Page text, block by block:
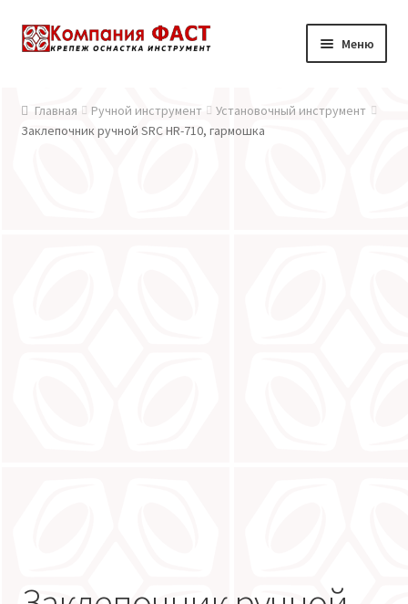
Перейти к навигации
Перейти к содержимому Меню
О компании
Главная Ручной инструмент
Установочный инструмент
Заклепочник ручной SRC HR-710, гармошка